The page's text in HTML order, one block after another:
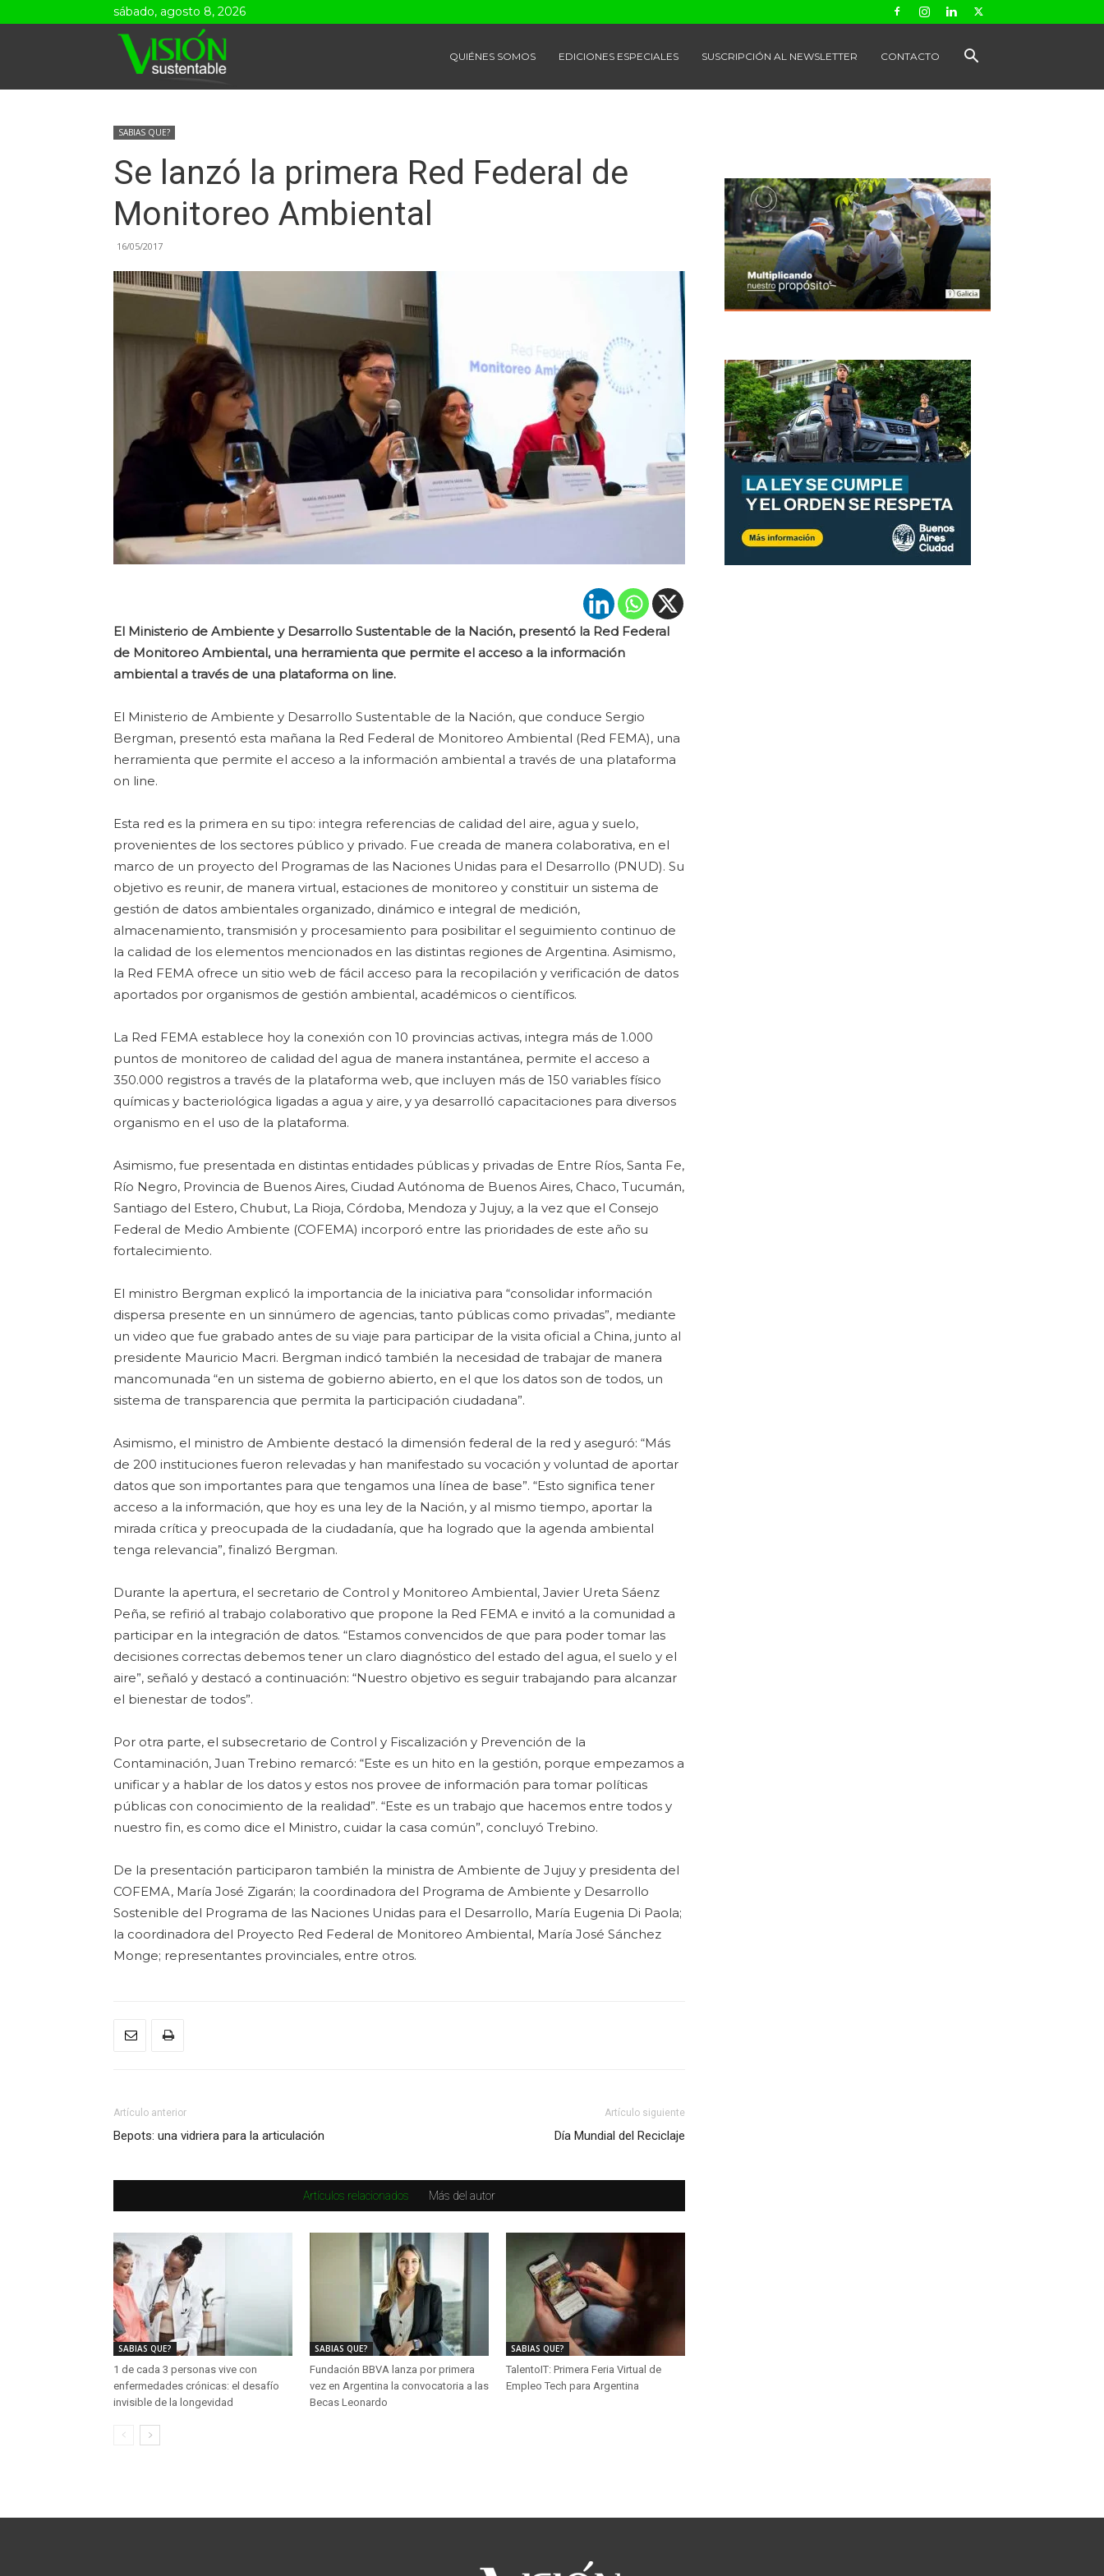
sábado, agosto 8, 2026
QUIÉNES SOMOS EDICIONES ESPECIALES SUSCRIPCIÓN AL NEWSLETTER CONTACTO
SABIAS QUE?
Se lanzó la primera Red Federal de
Monitoreo Ambiental
16/05/2017
El Ministerio de Ambiente y Desarrollo Sustentable de la Nación, presentó la Red Federal
de Monitoreo Ambiental, una herramienta que permite el acceso a la información
ambiental a través de una plataforma on line.
El Ministerio de Ambiente y Desarrollo Sustentable de la Nación, que conduce Sergio
Bergman, presentó esta mañana la Red Federal de Monitoreo Ambiental (Red FEMA), una
herramienta que permite el acceso a la información ambiental a través de una plataforma
on line.
Esta red es la primera en su tipo: integra referencias de calidad del aire, agua y suelo,
provenientes de los sectores público y privado. Fue creada de manera colaborativa, en el
marco de un proyecto del Programas de las Naciones Unidas para el Desarrollo (PNUD). Su
objetivo es reunir, de manera virtual, estaciones de monitoreo y constituir un sistema de
gestión de datos ambientales organizado, dinámico e integral de medición,
almacenamiento, transmisión y procesamiento para posibilitar el seguimiento continuo de
la calidad de los elementos mencionados en las distintas regiones de Argentina. Asimismo,
la Red FEMA ofrece un sitio web de fácil acceso para la recopilación y verificación de datos
aportados por organismos de gestión ambiental, académicos o científicos.
La Red FEMA establece hoy la conexión con 10 provincias activas, integra más de 1.000
puntos de monitoreo de calidad del agua de manera instantánea, permite el acceso a
350.000 registros a través de la plataforma web, que incluyen más de 150 variables físico
químicas y bacteriológica ligadas a agua y aire, y ya desarrolló capacitaciones para diversos
organismo en el uso de la plataforma.
Asimismo, fue presentada en distintas entidades públicas y privadas de Entre Ríos, Santa Fe,
Río Negro, Provincia de Buenos Aires, Ciudad Autónoma de Buenos Aires, Chaco, Tucumán,
Santiago del Estero, Chubut, La Rioja, Córdoba, Mendoza y Jujuy, a la vez que el Consejo
Federal de Medio Ambiente (COFEMA) incorporó entre las prioridades de este año su
fortalecimiento.
El ministro Bergman explicó la importancia de la iniciativa para “consolidar información
dispersa presente en un sinnúmero de agencias, tanto públicas como privadas”, mediante
un video que fue grabado antes de su viaje para participar de la visita oficial a China, junto al
presidente Mauricio Macri. Bergman indicó también la necesidad de trabajar de manera
mancomunada “en un sistema de gobierno abierto, en el que los datos son de todos, un
sistema de transparencia que permita la participación ciudadana”.
Asimismo, el ministro de Ambiente destacó la dimensión federal de la red y aseguró: “Más
de 200 instituciones fueron relevadas y han manifestado su vocación y voluntad de aportar
datos que son importantes para que tengamos una línea de base”. “Esto significa tener
acceso a la información, que hoy es una ley de la Nación, y al mismo tiempo, aportar la
mirada crítica y preocupada de la ciudadanía, que ha logrado que la agenda ambiental
tenga relevancia”, finalizó Bergman.
Durante la apertura, el secretario de Control y Monitoreo Ambiental, Javier Ureta Sáenz
Peña, se refirió al trabajo colaborativo que propone la Red FEMA e invitó a la comunidad a
participar en la integración de datos. “Estamos convencidos de que para poder tomar las
decisiones correctas debemos tener un claro diagnóstico del estado del agua, el suelo y el
aire”, señaló y destacó a continuación: “Nuestro objetivo es seguir trabajando para alcanzar
el bienestar de todos”.
Por otra parte, el subsecretario de Control y Fiscalización y Prevención de la
Contaminación, Juan Trebino remarcó: “Este es un hito en la gestión, porque empezamos a
unificar y a hablar de los datos y estos nos provee de información para tomar políticas
públicas con conocimiento de la realidad”. “Este es un trabajo que hacemos entre todos y
nuestro fin, es como dice el Ministro, cuidar la casa común”, concluyó Trebino.
De la presentación participaron también la ministra de Ambiente de Jujuy y presidenta del
COFEMA, María José Zigarán; la coordinadora del Programa de Ambiente y Desarrollo
Sostenible del Programa de las Naciones Unidas para el Desarrollo, María Eugenia Di Paola;
la coordinadora del Proyecto Red Federal de Monitoreo Ambiental, María José Sánchez
Monge; representantes provinciales, entre otros.
Artículo anterior
Bepots: una vidriera para la articulación
Artículo siguiente
Día Mundial del Reciclaje
Artículos relacionados Más del autor
SABIAS QUE?
1 de cada 3 personas vive con
enfermedades crónicas: el desafío
invisible de la longevidad
SABIAS QUE?
Fundación BBVA lanza por primera
vez en Argentina la convocatoria a las
Becas Leonardo
SABIAS QUE?
TalentoIT: Primera Feria Virtual de
Empleo Tech para Argentina